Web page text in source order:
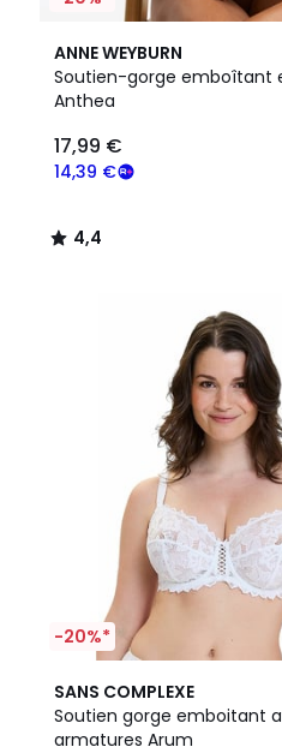
ANNE WEYBURN
Soutien-gorge emboîtant
Anthea
€
souscrivez
programme
14,39 €
17,99 €
4,4
/ 5
6
Couleurs
4,4
/
-20%*
SANS COMPLEXE
Soutien gorge emboitant
armatures Arum
4,8
/ 5
19
Couleurs